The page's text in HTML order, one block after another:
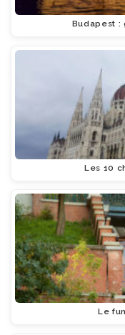
Budapest :
Les 10
Le